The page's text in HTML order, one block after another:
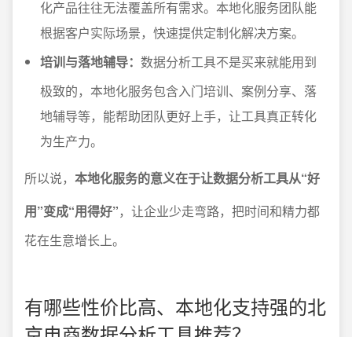
化产品往往无法覆盖所有需求。本地化服务团队能
根据客户实际场景，快速提供定制化解决方案。
培训与落地辅导： 数据分析工具不是买来就能用到
极致的，本地化服务包含入门培训、案例分享、落
地辅导等，能帮助团队更好上手，让工具真正转化
为生产力。
所以说， 本地化服务的意义在于让数据分析工具从“好
用”变成“用得好”，让企业少走弯路，把时间和精力都
花在生意增长上。
有哪些性价比高、本地化支持强的北